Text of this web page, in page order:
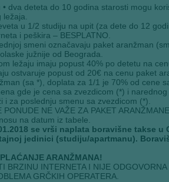
dva deteta do 10 godina starosti mogu
u 1/2 studiju na upit (za dete do 12
i peškira – BESPLATNO.
smeni označavaju paket aranžman
južnije od Beograda.
ležaju imaju popust 40% po detetu na
ostvaruje popust od 20€ na cenu paket
(sa *), doplata za 1/1 je 70% od cene
gde je cena sa zvezdicom (*) i
za poslednju smenu sa zvezdicom (*).
NE VAŽE ZA PAKET
na datum iz tabele.
se vrši naplata boravišne takse
jedinici (studiju/apartmanu).
ARANŽMANA!
BRZINU INTERNETA I NIJE
GRČKIH OPERATERA.